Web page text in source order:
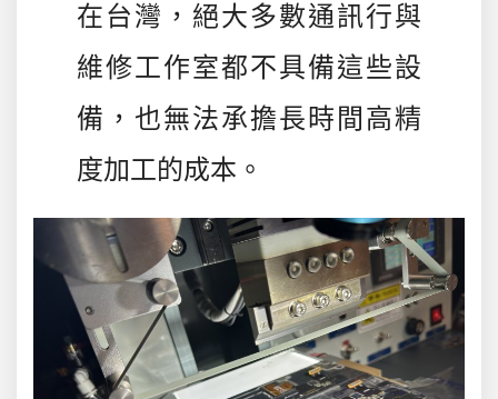
在台灣，絕大多數通訊行與
維修工作室都不具備這些設
備，也無法承擔長時間高精
度加工的成本。